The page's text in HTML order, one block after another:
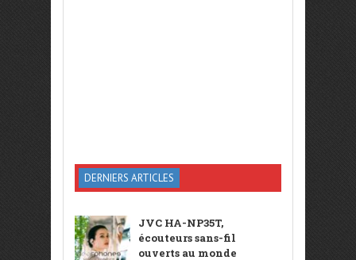
DERNIERS ARTICLES
JVC HA-NP35T,
écouteurs sans-fil
ouverts au monde